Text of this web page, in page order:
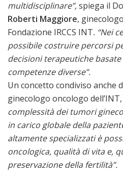
multidisciplinare”,spiega il
Roberti Maggiore,
Fondazione IRCCS INT. “Nei
possibile costruire percorsi
decisioni terapeutiche basate
competenze diverse”.
Un concetto condiviso anche
ginecologo oncologo
complessità dei tumori
in carico globale della
altamente specializzati è
oncologica, qualità di vita e,
preservazione della fertilità”.